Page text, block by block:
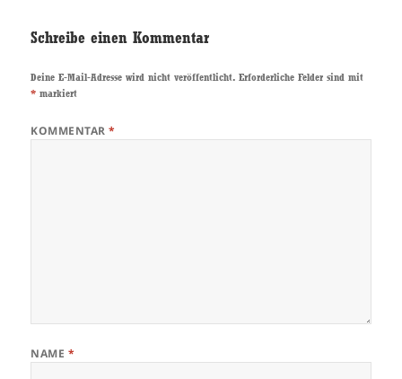
Schreibe einen Kommentar
Deine E-Mail-Adresse wird nicht veröffentlicht. Erforderliche Felder sind mit
* markiert
KOMMENTAR*
NAME *